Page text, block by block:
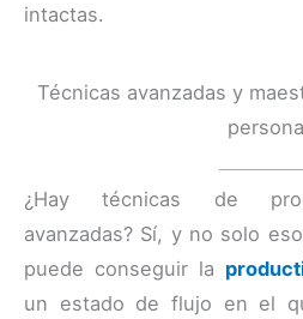
intactas.
Técnicas avanzadas y
¿Hay técnicas de
avanzadas? Sí, y no solo
puede conseguir la
un estado de flujo en el